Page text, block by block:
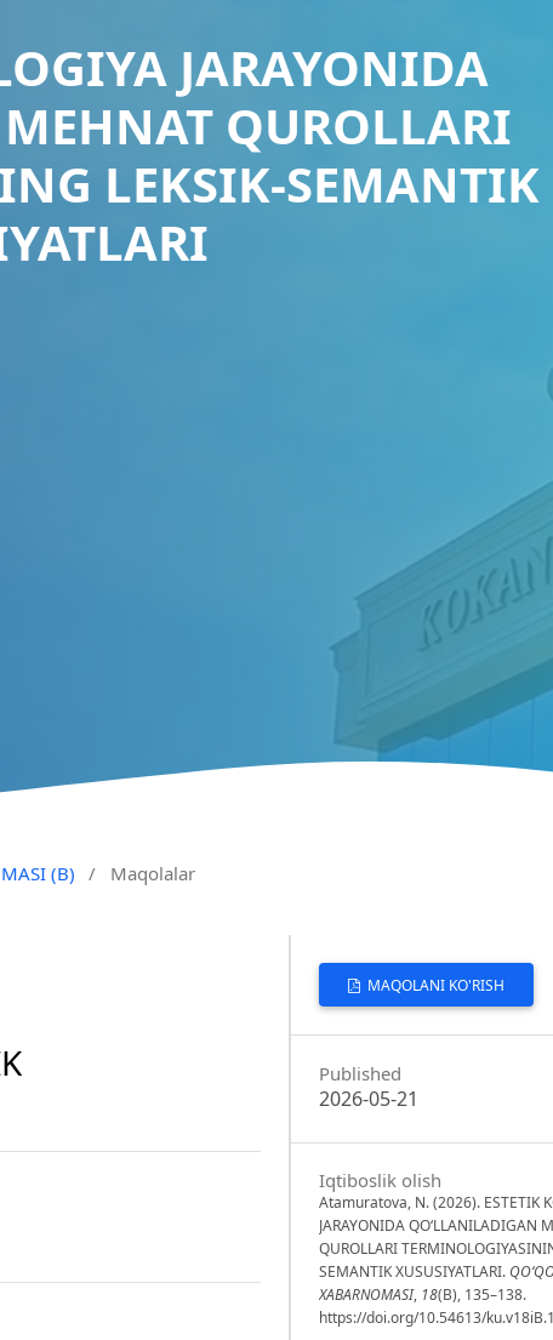
JARAYONIDA
QUROLLARI
LEKSIK-SEMANTIK
(B) / Maqolalar
MAQOLANI KO'RISH
Published
2026-05-21
Iqtiboslik olish
Atamuratova, N. (2026). ESTETIK
JARAYONIDA QO‘LLANILADIGAN
QUROLLARI
SEMANTIK XUSUSIYATLARI.
XABARNOMASI, 18(B), 135–138.
https://doi.org/10.54613/